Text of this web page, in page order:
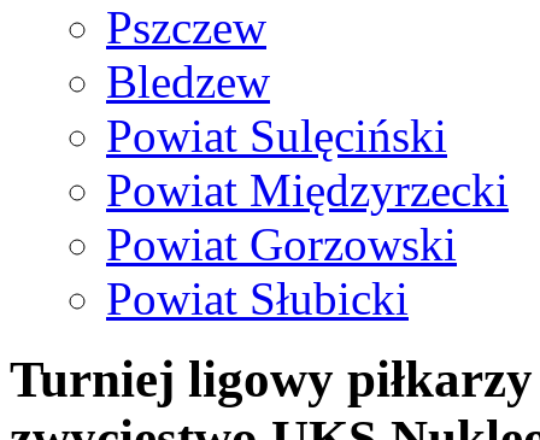
Pszczew
Bledzew
Powiat Sulęciński
Powiat Międzyrzecki
Powiat Gorzowski
Powiat Słubicki
Turniej ligowy